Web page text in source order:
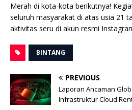
Merah di kota-kota berikutnya!
seluruh masyarakat di atas usia 21
aktivitas seru di akun resmi
BINTANG
PREVIOUS
Laporan Ancaman
Infrastruktur Cloud